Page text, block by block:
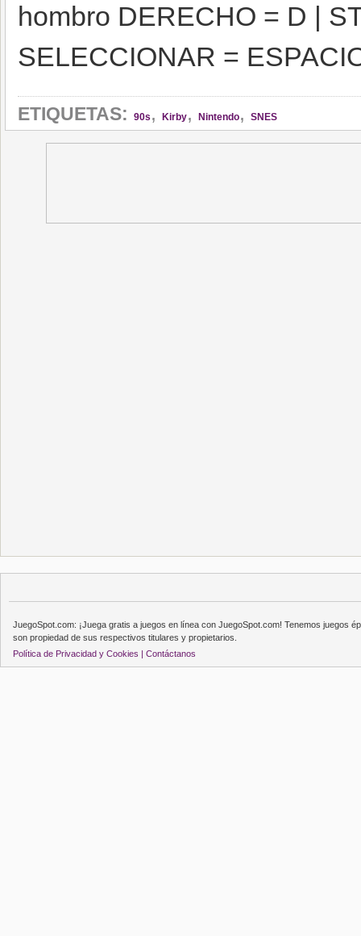
hombro DERECHO = D |
SELECCIONAR =
ETIQUETAS: 90s , Kirby, Nintendo, SNES
JuegoSpot.com: ¡Juega gratis a juegos en línea con JuegoSpot.com! Tenemos juegos
son propiedad de sus respectivos titulares y propietarios.
Política de Privacidad y Cookies | Contáctanos